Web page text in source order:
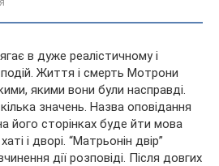
в дуже реалістичному і
Життя і смерть Мотрони
якими вони були насправді.
значень. Назва оповідання
його сторінках буде йти мова
і дворі. “Матрьонін двір”
дії розповіді. Після довгих